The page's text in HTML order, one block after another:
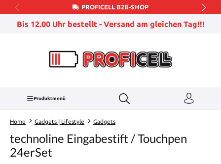
Zum Hauptinhalt springenPROFICELL B2B-SHOP
Bis 12.00 Uhr bestellt - Versand am gleichen Tag!!!
Produktmenü
Home Gadgets | Lifestyle Gadgets
technoline Eingabestift / Touchpen
24erSet